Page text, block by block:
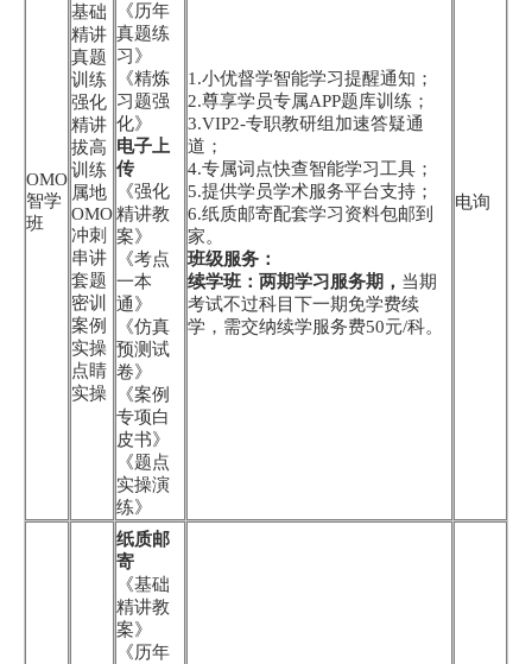
OMO
智学
班
基础
精讲
真题
训练
强化
精讲
拔高
训练
属地
OMO
冲刺
串讲
套题
密训
案例
实操
点睛
实操
《历年
真题练
习》
《精炼
习题强
化》
电子上
传
《强化
精讲教
案》
《考点
一本
通》
《仿真
预测试
卷》
《案例
专项白
皮书》
《题点
实操演
练》
1.小优督学智能学习提醒通知；
2.尊享学员专属APP题库训练；
3.VIP2-专职教研组加速答疑通
道；
4.专属词点快查智能学习工具；
5.提供学员学术服务平台支持；
6.纸质邮寄配套学习资料包邮到
家。
班级服务：
续学班：两期学习服务期， 当期
考试不过科目下一期免学费续
学，需交纳续学服务费50元/科。
电询
纸质邮
寄
《基础
精讲教
案》
《历年